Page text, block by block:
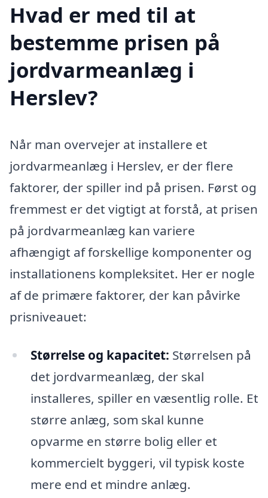
Hvad er med til at
bestemme prisen på
jordvarmeanlæg i
Herslev?
Når man overvejer at installere et
jordvarmeanlæg i Herslev, er der flere
faktorer, der spiller ind på prisen. Først og
fremmest er det vigtigt at forstå, at prisen
på jordvarmeanlæg kan variere
afhængigt af forskellige komponenter og
installationens kompleksitet. Her er nogle
af de primære faktorer, der kan påvirke
prisniveauet:
Størrelse og kapacitet: Størrelsen på
det jordvarmeanlæg, der skal
installeres, spiller en væsentlig rolle. Et
større anlæg, som skal kunne
opvarme en større bolig eller et
kommercielt byggeri, vil typisk koste
mere end et mindre anlæg.